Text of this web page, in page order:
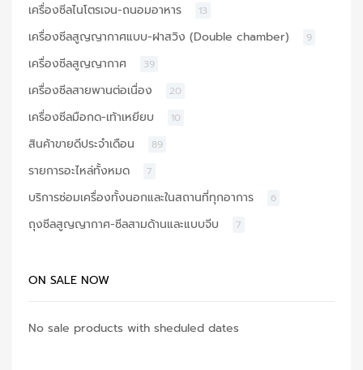
เครื่องซีลไนโตรเจน-ถนอมอาหาร 13
เครื่องซีลสูญญากาศแบบ-ฝาสวิง (Double chamber) 9
เครื่องซีลสูญญากาศ 39
เครื่องซีลสายพานต่อเนื่อง 20
เครื่องซีลมือกด-เท้าเหยียบ 10
สินค้าขายดีประจำเดือน 89
รายการอะไหล่ทั้งหมด 7
บริการซ่อมเครื่องทั้งนอกและในสถานที่ทุกอาการ 6
ถุงซีลสูญญากาศ-ซีลสามด้านและแบบจีบ 7
ON SALE NOW
No sale products with sheduled dates